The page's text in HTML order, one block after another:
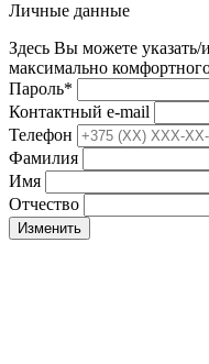
Личные данные
Здесь Вы можете
максимально
Пароль*
Контактный e-mail
Телефон
Фамилия
Имя
Отчество
Изменить